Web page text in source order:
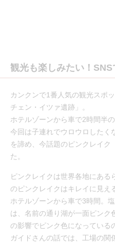
観光も楽しみたい！
カンクンで1番人気の観光スポ
チェン・イツァ遺跡」。
ホテルゾーンから車で2時間半
今回は子連れでウロウロしたく
を諦め、今話題のピンクレイク
た。
ピンクレイクは世界各地にある
のピンクレイクはキレイに見え
ホテルゾーンから車で3時間。
は、名前の通り湖が一面ピンク
の影響でピンク色になっている
ガイドさんの話では、工場の関